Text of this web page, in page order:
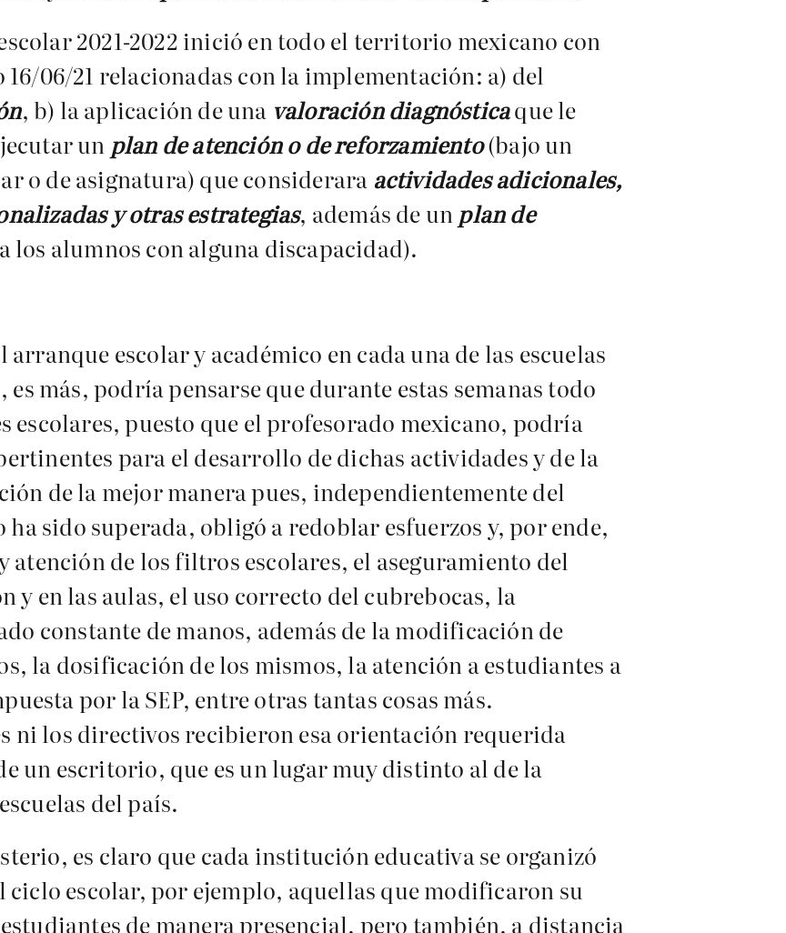
2021-2022 inició en todo el territorio mexicano con
06/21 relacionadas con la implementación: a) del
, b) la aplicación de una valoración diagnósticaque le
un plan de atención o de reforzamiento(bajo un
o de asignatura) que considerara actividades adicionales,
y otras estrategias, además de un plan de
los alumnos con alguna discapacidad).
escolar y académico en cada una de las escuelas
más, podría pensarse que durante estas semanas todo
escolares, puesto que el profesorado mexicano, podría
para el desarrollo de dichas actividades y de la
de la mejor manera pues, independientemente del
sido superada, obligó a redoblar esfuerzos y, por ende,
de los filtros escolares, el aseguramiento del
en las aulas, el uso correcto del cubrebocas, la
constante de manos, además de la modificación de
la dosificación de los mismos, la atención a estudiantes a
por la SEP, entre otras tantas cosas más.
ni los directivos recibieron esa orientación requerida
un escritorio, que es un lugar muy distinto al de la
del país.
es claro que cada institución educativa se organizó
escolar, por ejemplo, aquellas que modificaron su
de manera presencial, pero también, a distancia